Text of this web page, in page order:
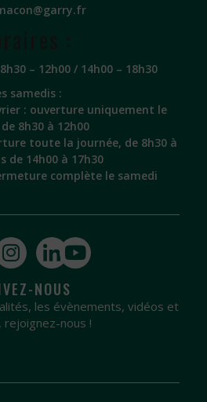
– 12h00 / 14h00 – 18h30
samedis :
: ouverture uniquement le
8h30 à 12h00
toute la journée, de 8h30 à
de 14h00 à 17h30
complète le samedi
NOUS
les évènements, vidéos et
rejoignez-nous !